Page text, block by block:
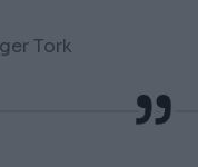
Tork